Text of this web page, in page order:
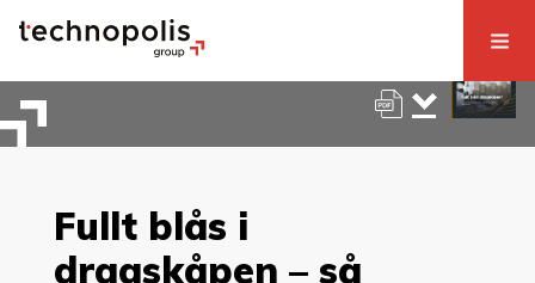
Fullt blås i
dragskåpen – så